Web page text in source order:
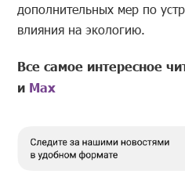
дополнительных мер по
влияния на экологию.
Все самое интересное
и Mах